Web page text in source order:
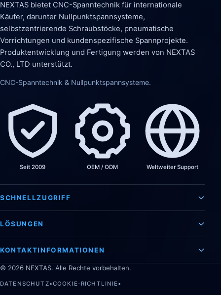
NEXTAS bietet CNC-Spanntechnik für internationale
Käufer, darunter Nullpunktspannsysteme,
selbstzentrierende Schraubstöcke, pneumatische
Vorrichtungen und kundenspezifische Spannprojekte.
Produktentwicklung und Fertigung werden von NEXTAS
CO., LTD unterstützt.
CNC-Spanntechnik & Nullpunktspannsysteme.
Seit 2009 OEM / ODM Weltweiter Support
SCHNELLZUGRIFF
LÖSUNGEN
KONTAKTINFORMATIONEN
© 2026 NEXTAS. Alle Rechte vorbehalten.
DATENSCHUTZ•COOKIE-RICHTLINIE•